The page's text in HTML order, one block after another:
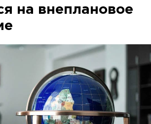
на внеплановое